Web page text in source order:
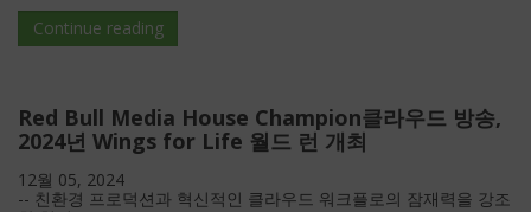
Continue reading
Red Bull Media House Champion클라우드 방송,
2024년 Wings for Life 월드 런 개최
12월 05, 2024
-- 친환경 프로덕션과 혁신적인 클라우드 워크플로의 잠재력을 강조